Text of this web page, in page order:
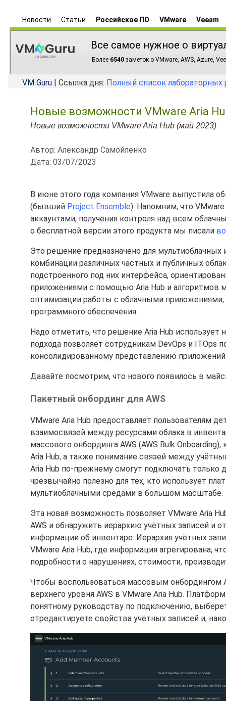
Новости Статьи Российское ПО VMware Veeam
Все самое нужное о
Более 6540 заметок о VMware, AWS, Azure,
VM Guru | Ссылка дня: Полный список лабораторных
Новые возможности VMware Aria
Новые возможности VMware Aria Hub (май 2023)
Автор: Александр Самойленко
Дата: 03/07/2023
В июне этого года компания VMware выпустила
(бывший Project Ensemble). Напомним, что
аккаунтами, получения контроля над всем
о бесплатной версии этого продукта мы писали
Это решение предназначено для
комбинации различных частных и публичных
подстроенного под них интерфейса,
приложениями с помощью Aria Hub и алгоритмов
оптимизации работы с облачными
программного обеспечения.
Надо отметить, что решение Aria Hub
подхода позволяет сотрудникам DevOps и ITOps
консолидированному представлению
Давайте посмотрим, что нового появилось в
Пакетный онбординг для AWS
VMware Aria Hub предоставляет пользователям
взаимосвязей между ресурсами облака в
массового онбординга AWS (AWS Bulk
Aria Hub, а также понимание связей между
Aria Hub по-прежнему смогут подключать только
чрезвычайно полезно для тех, кто иcпользует
мультиоблачными средами в большом масштабе.
Эта новая возможность позволяет VMware Aria
AWS и обнаружить иерархию учётных записей и
информации об инвентаре. Иерархия учётных
VMware Aria Hub, где информация агрегирована,
подробности о нарушениях, стоимости,
Чтобы воспользоваться массовым онбордингом
верхнего уровня AWS в VMware Aria Hub.
понятному руководству по подключению,
отредактируете свойства учётных записей и,